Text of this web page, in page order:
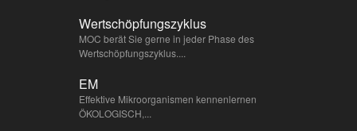
Wertschöpfungszyklus
MOC berät Sie gerne in jeder Phase des
Wertschöpfungszyklus....
EM
Effektive Mikroorganismen kennenlernen
ÖKOLOGISCH,...